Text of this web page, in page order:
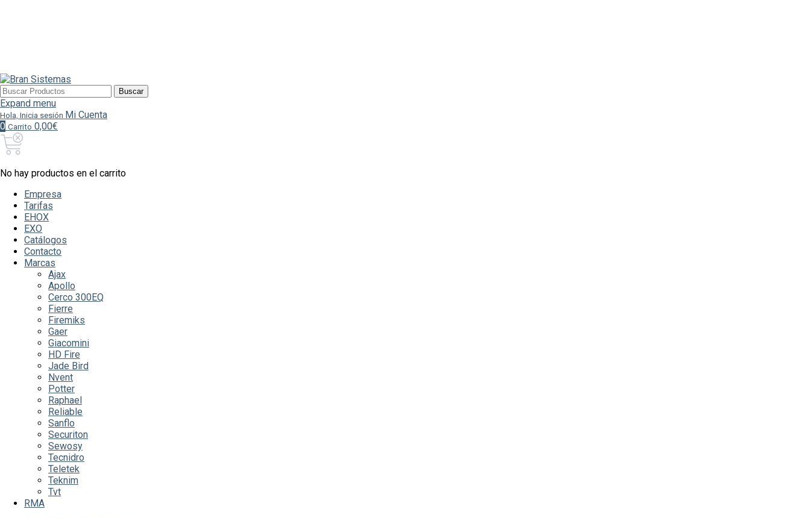
Buscar
por:
Buscar
Expand menu
Hola, Inicia sesión Mi Cuenta
0 Carrito 0,00€
No hay productos en el carrito
Empresa
Tarifas
EHOX
EXO
Catálogos
Contacto
Marcas
Ajax
Apollo
Cerco 300EQ
Fierre
Firemiks
Gaer
Giacomini
HD Fire
Jade Bird
Nvent
Potter
Raphael
Reliable
Sanflo
Securiton
Sewosy
Tecnidro
Teletek
Teknim
Tvt
RMA